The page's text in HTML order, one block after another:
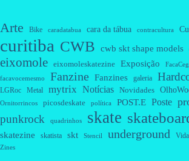
Arte Bike caradatabua cara da tábua contracultura
curitiba CWB cwb skt shape models
eixomole eixomoleskatezine Exposição
facavocemesmo Fanzine Fanzines galeria
LGRoc Metal mytrix Notícias Novidades
Ornitorrincos picosdeskate política POST.E Poste
punkrock quadrinhos skate
skatezine skatista skt Stencil underground
Zines